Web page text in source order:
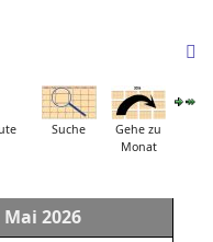
Suche
Gehe zu
Monat
Mai 2026